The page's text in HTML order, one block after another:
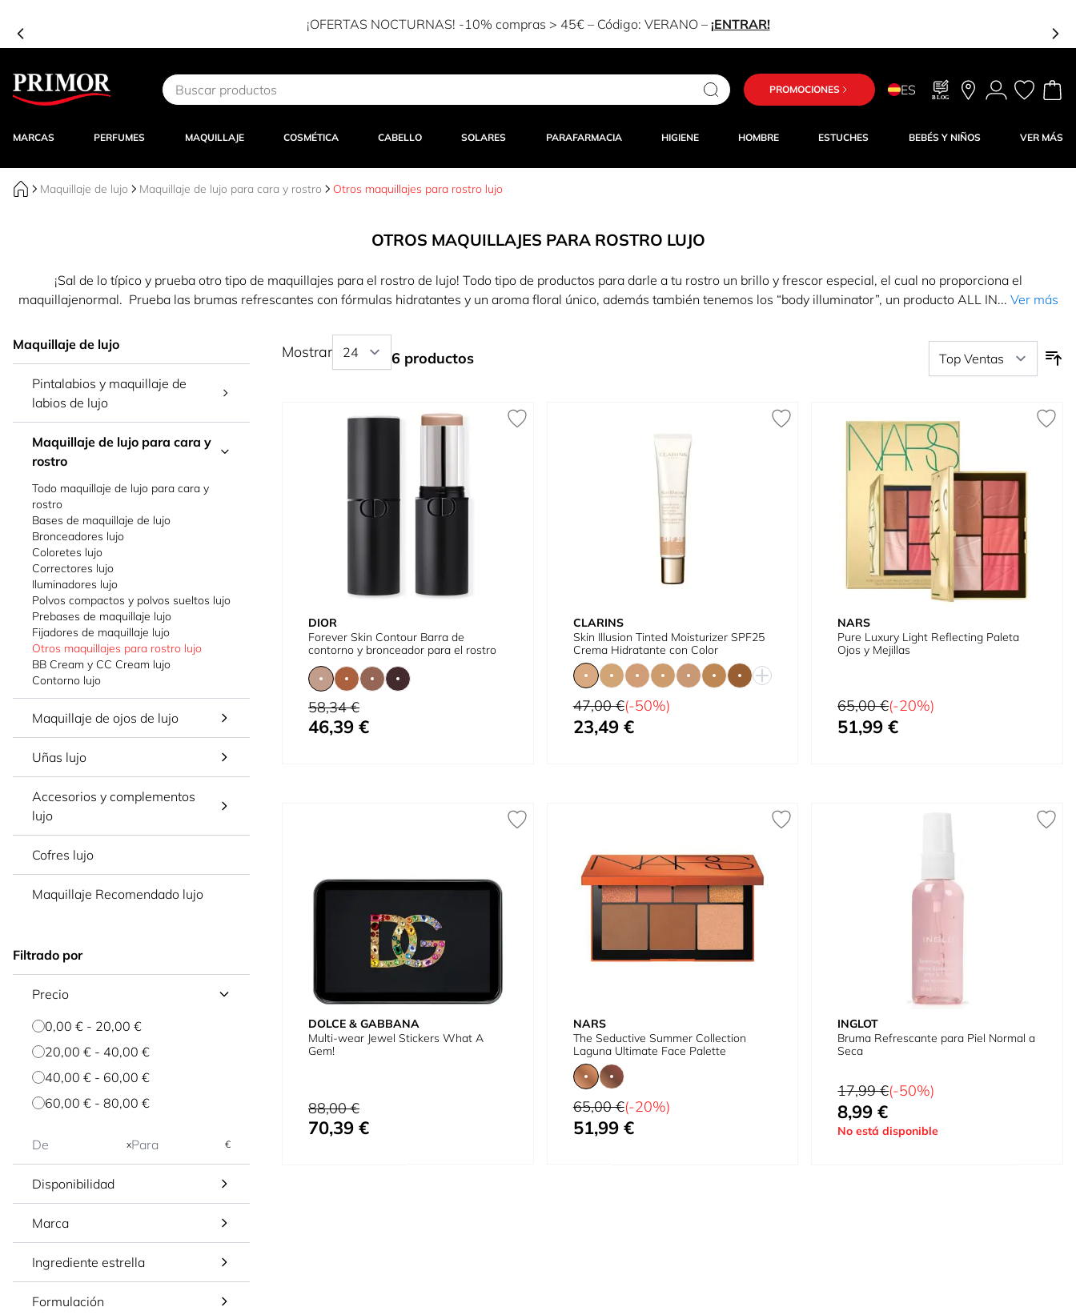
-15% dto en tu 1ª compra en APP – Código:APP15-¡ENTRAR!
Ir al contenido
PROMOCIONES ES BLOG
MARCAS PERFUMES MAQUILLAJE COSMÉTICA CABELLO SOLARES PARAFARMACIA HIGIENE HOMBRE ESTUCHES BEBÉS Y NIÑOS VER MÁS
Maquillaje de lujo Maquillaje de lujo para cara y rostro Otros maquillajes para rostro lujo
OTROS MAQUILLAJES PARA ROSTRO LUJO
¡Sal de lo típico y prueba otro tipo de maquillajes para el rostro de lujo! Todo tipo de productos para darle a tu rostro un brillo y frescor especial, el cual no proporciona el
maquillajenormal. Prueba las brumas refrescantes con fórmulas hidratantes y un aroma floral único, además también tenemos los “body illuminator”, un producto ALL IN... Ver más
Maquillaje de lujo
Pintalabios y maquillaje de
labios de lujo
Maquillaje de lujo para cara y
rostro
Todo maquillaje de lujo para cara y
rostro
Bases de maquillaje de lujo
Bronceadores lujo
Coloretes lujo
Correctores lujo
Iluminadores lujo
Polvos compactos y polvos sueltos lujo
Prebases de maquillaje lujo
Fijadores de maquillaje lujo
Otros maquillajes para rostro lujo
BB Cream y CC Cream lujo
Contorno lujo
Maquillaje de ojos de lujo
Uñas lujo
Accesorios y complementos
lujo
Cofres lujo
Maquillaje Recomendado lujo
Filtrado por
Precio
0,00 € - 20,00 €
20,00 € - 40,00 €
40,00 € - 60,00 €
60,00 € - 80,00 €
x €
Disponibilidad
Marca
Ingrediente estrella
Formulación
Mostrar 6 productos
DIOR
Forever Skin Contour Barra de
contorno y bronceador para el rostro
Precio habitual
58,34 €
Tan bajo como
46,39 €
CLARINS
Skin Illusion Tinted Moisturizer SPF25
Crema Hidratante con Color
Precio habitual
47,00 €(-50%)
Tan bajo como
23,49 €
NARS
Pure Luxury Light Reflecting Paleta
Ojos y Mejillas
Precio habitual
65,00 €(-20%)
Precio especial
51,99 €
DOLCE & GABBANA
Multi-wear Jewel Stickers What A
Gem!
Precio habitual
88,00 €
Precio especial
70,39 €
NARS
The Seductive Summer Collection
Laguna Ultimate Face Palette
Precio habitual
65,00 €(-20%)
Tan bajo como
51,99 €
INGLOT
Bruma Refrescante para Piel Normal a
Seca
Precio habitual
17,99 €(-50%)
Precio especial
8,99 €
No está disponible